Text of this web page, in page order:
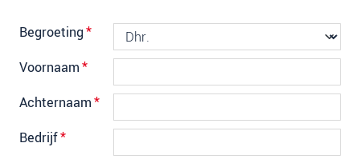
Begroeting*
Voornaam*
Achternaam*
Bedrijf*